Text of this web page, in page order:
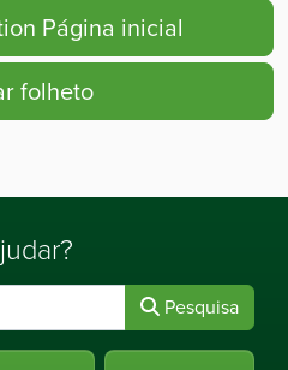
Página inicial
folheto
Pesquisa